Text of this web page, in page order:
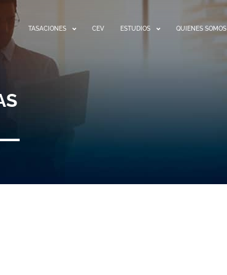
TASACIONES CEV ESTUDIOS QUIENES SOMOS